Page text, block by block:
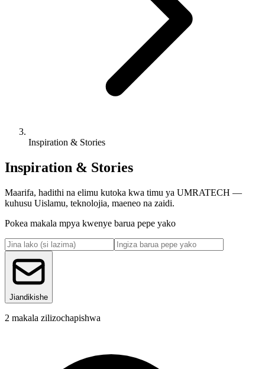
Inspiration & Stories
Inspiration & Stories
Maarifa, hadithi na elimu kutoka kwa timu ya UMRATECH —
kuhusu Uislamu, teknolojia, maeneo na zaidi.
Pokea makala mpya kwenye barua pepe yako
Jiandikishe
2 makala zilizochapishwa